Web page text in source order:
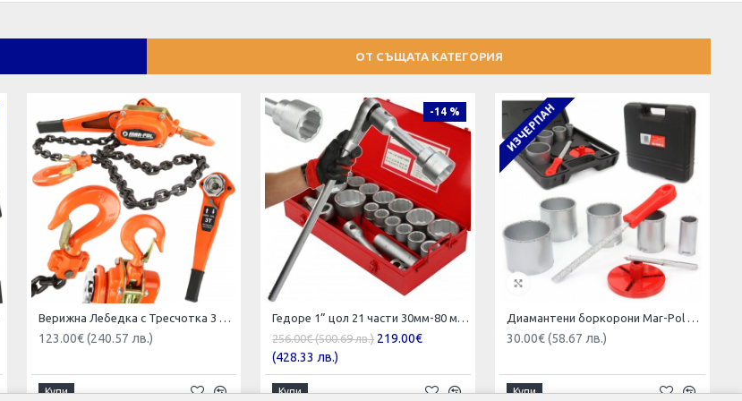
ОТ СЪЩАТА КАТЕГОРИЯ
Верижна Лебедка с Тресчотка 3 тона 2 метра
123.00€ (240.57 лв.)
Купи
-14 %
Гедоре 1” цол 21 части 30мм-80 мм Mar-Pol Полша
256.00€ (500.69 лв.) 219.00€
(428.33 лв.)
Купи
ИЗЧЕРПАН
Диамантени боркорони Mar-Pol 8-части
30.00€ (58.67 лв.)
Купи